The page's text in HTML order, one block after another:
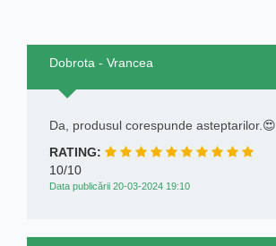
Dobrota - Vrancea
Da, produsul corespunde asteptarilor.😍
RATING:
10/10
Data publicării 20-03-2024 19:10